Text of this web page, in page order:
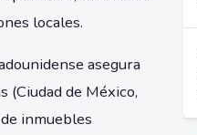
locales.
asegura
(Ciudad de México,
inmuebles